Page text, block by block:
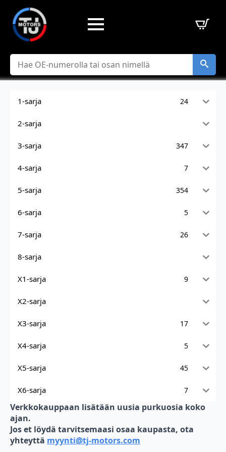
Hae
1-sarja 24
2-sarja
3-sarja 347
4-sarja 7
5-sarja 354
6-sarja 5
7-sarja 26
8-sarja
X1-sarja 9
X2-sarja
X3-sarja 17
X4-sarja 5
X5-sarja 45
X6-sarja 7
Verkkokauppaan lisätään uusia purkuosia koko
ajan.
Jos et löydä tarvitsemaasi osaa kaupasta, ota
yhteyttä myynti@tj-motors.com